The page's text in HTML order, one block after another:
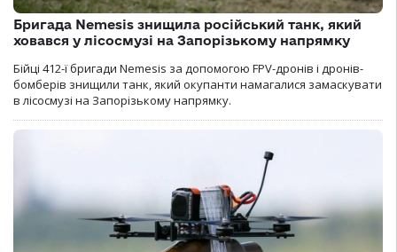
Бригада Nemesis знищила російський танк, який
ховався у лісосмузі на Запорізькому напрямку
Бійці 412-ї бригади Nemesis за допомогою FPV-дронів і дронів-
бомберів знищили танк, який окупанти намагалися замаскувати
в лісосмузі на Запорізькому напрямку.